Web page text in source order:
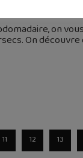
on
On
11 12 13